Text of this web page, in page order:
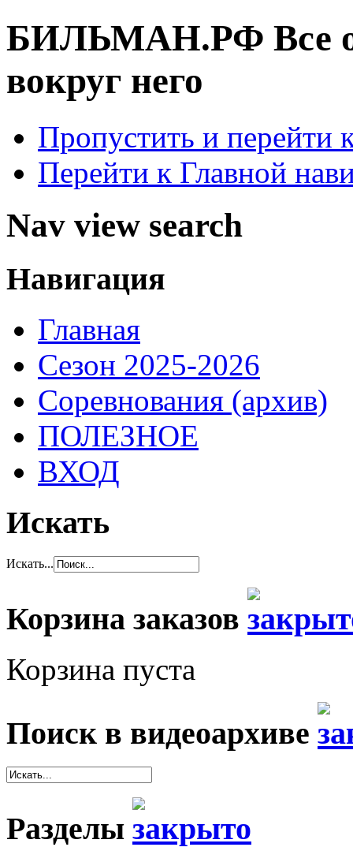
БИЛЬМАН.РФ Все
вокруг него
Пропустить и перейти
Перейти к Главной
Nav view search
Навигация
Главная
Сезон 2025-2026
Соревнования (архив)
ПОЛЕЗНОЕ
ВХОД
Искать
Искать...
Корзина заказов
Корзина пуста
Поиск в видеоархиве
Разделы